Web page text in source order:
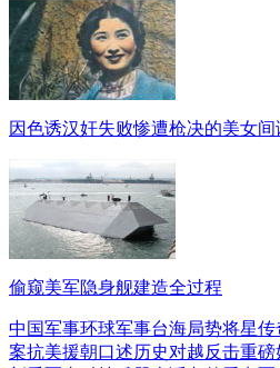
因色诱汉奸失败惨遭枪决的美女间
偷窥美军隐身舰建造全过程
中国军事环球军事台海局势将星传
案抗美援朝口述历史对越反击重磅